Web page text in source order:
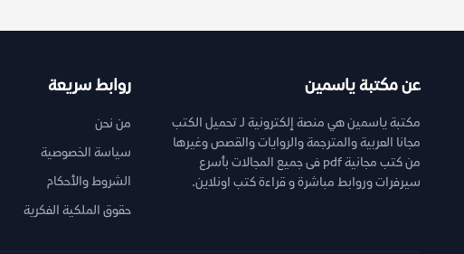
عن مكتبة ياسمين
مكتبة ياسمين هي منصة إلكترونية لـ تحميل الكتب
مجانا العربية والمترجمة والروايات والقصص وغيرها
من كتب مجانية pdf فى جميع المجالات بأسرع
سيرفرات وروابط مباشرة و قراءة كتب اونلاين.
روابط سريعة
من نحن
سياسة الخصوصية
الشروط والأحكام
حقوق الملكية الفكرية